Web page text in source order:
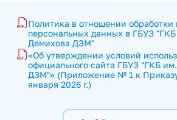
Политика в отношении обработки
персональных данных в ГБУЗ
Демихова ДЗМ"
«Об утверждении условий
официального сайта ГБУЗ "ГКБ
ДЗМ"» (Приложение № 1 к
января 2026 г.)